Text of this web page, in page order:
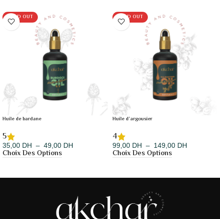
SOLD OUT
Huile de bardane
5
35,00 DH – 49,00 DH
Choix Des Options
SOLD OUT
Huile d’argousier
4
99,00 DH – 149,00 DH
Choix Des Options